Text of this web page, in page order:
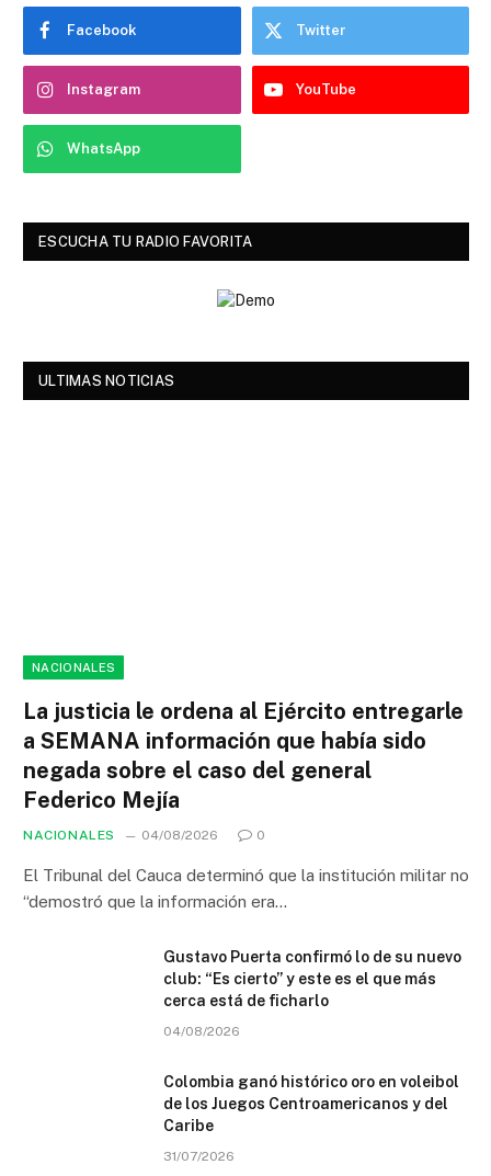
Facebook Twitter
Instagram YouTube
WhatsApp
ESCUCHA TU RADIO FAVORITA
ULTIMAS NOTICIAS
NACIONALES
La justicia le ordena al Ejército entregarle
a SEMANA información que había sido
negada sobre el caso del general
Federico Mejía
NACIONALES 04/08/2026 0
El Tribunal del Cauca determinó que la institución militar no
“demostró que la información era…
Gustavo Puerta confirmó lo de su nuevo
club: “Es cierto” y este es el que más
cerca está de ficharlo
04/08/2026
Colombia ganó histórico oro en voleibol
de los Juegos Centroamericanos y del
Caribe
31/07/2026